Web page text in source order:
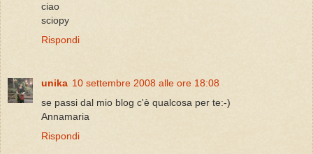
ciao
sciopy
Rispondi
unika 10 settembre 2008 alle ore 18:08
se passi dal mio blog c'è qualcosa per te:-)
Annamaria
Rispondi